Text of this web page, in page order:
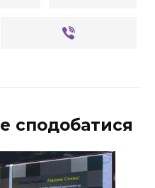
сподобатися